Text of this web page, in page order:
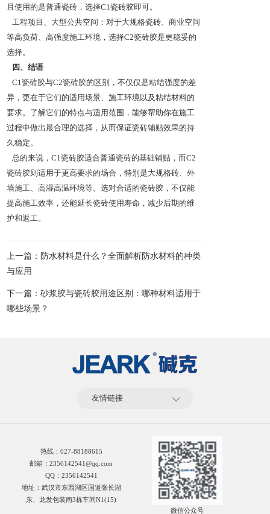
且使用的是普通瓷砖，选择C1瓷砖胶即可。
工程项目、大型公共空间：对于大规格瓷砖、商业空间
等高负荷、高强度施工环境，选择C2瓷砖胶是更稳妥的
选择。
四、结语
C1瓷砖胶与C2瓷砖胶的区别，不仅仅是粘结强度的差
异，更在于它们的适用场景、施工环境以及粘结材料的
要求。了解它们的特点与适用范围，能够帮助你在施工
过程中做出最合理的选择，从而保证瓷砖铺贴效果的持
久稳定。
总的来说，C1瓷砖胶适合普通瓷砖的基础铺贴，而C2
瓷砖胶则适用于更高要求的场合，特别是大规格砖、外
墙施工、高湿高温环境等。选对合适的瓷砖胶，不仅能
提高施工效率，还能延长瓷砖使用寿命，减少后期的维
护和返工。
上一篇：防水材料是什么？全面解析防水材料的种类
与应用
下一篇：砂浆胶与瓷砖胶用途区别：哪种材料适用于
哪些场景？
友情链接
热线： 027-88188615
邮箱：2356142541@qq.com
QQ：2356142541
地址：武汉市东西湖区国道张长湖
东、龙发包装南3栋车间N1(15)
微信公众号